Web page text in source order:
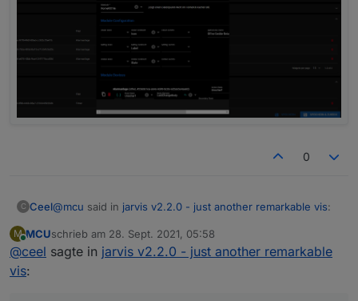
0
C Ceel@mcu said in jarvis v2.2.0 - just another remarkable vis:
@ceel Also für v3 wäre es:
M
Online
MCUschrieb am 28. Sept. 2021, 05:58
zuletzt editiert von
@ceel sagte in jarvis v2.2.0 - just another remarkable
vis: